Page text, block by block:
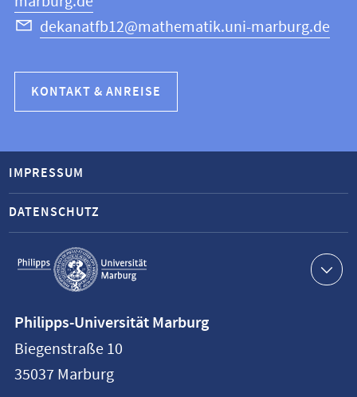
dekanatfb12@mathematik.uni-marburg.de
KONTAKT & ANREISE
Service-
Navigation
IMPRESSUM
DATENSCHUTZ
Philipps-
Universität
Marburg
Philipps-Universität Marburg
Biegenstraße 10
35037 Marburg